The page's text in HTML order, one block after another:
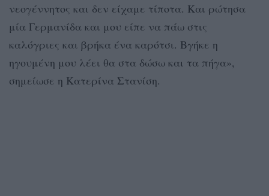
νεογέννητος και δεν είχαμε τίποτα. Και ρώτησα
μία Γερμανίδα και μου είπε να πάω στις
καλόγριες και βρήκα ένα καρότσι. Βγήκε η
ηγουμένη μου λέει θα στα δώσω και τα πήγα»,
σημείωσε η Κατερίνα Στανίση.